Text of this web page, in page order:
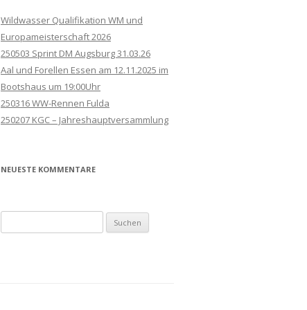
Wildwasser Qualifikation WM und
Europameisterschaft 2026
250503 Sprint DM Augsburg 31.03.26
Aal und Forellen Essen am 12.11.2025 im
Bootshaus um 19:00Uhr
250316 WW-Rennen Fulda
250207 KGC – Jahreshauptversammlung
NEUESTE KOMMENTARE
nach: